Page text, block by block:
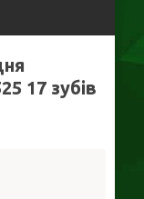
17 зубів